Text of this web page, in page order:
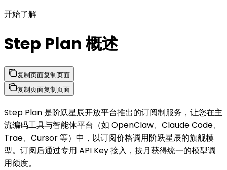
开始了解
Step Plan 概述
复制页面复制页面
复制页面复制页面
Step Plan 是阶跃星辰开放平台推出的订阅制服务，让您在主
流编码工具与智能体平台（如 OpenClaw、Claude Code、
Trae、Cursor 等）中，以订阅价格调用阶跃星辰的旗舰模
型。订阅后通过专用 API Key 接入，按月获得统一的模型调
用额度。